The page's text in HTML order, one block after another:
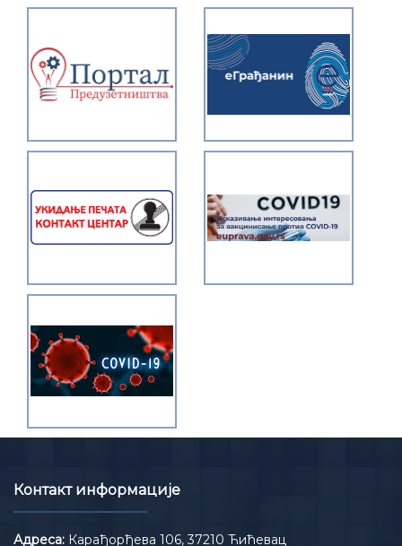
Контакт информације
Адреса: Карађорђева 106, 37210 Ћићевац